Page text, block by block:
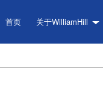
首页 关于WilliamHill